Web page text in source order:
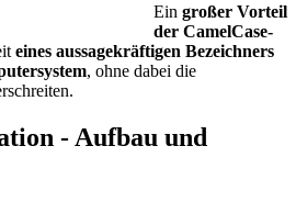
Ein großer Vorteil
der CamelCase-
eines aussagekräftigen Bezeichners
, ohne dabei die
- Aufbau und